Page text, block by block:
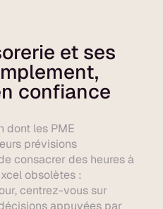
et ses
confiance
dont les PME
prévisions
consacrer des heures à
obsolètes :
centrez-vous sur
appuyées par